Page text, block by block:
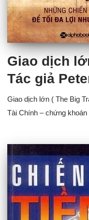
Giao dịch
Tác giả
Giao dịch lớn ( The Big
Tài Chính – chứng